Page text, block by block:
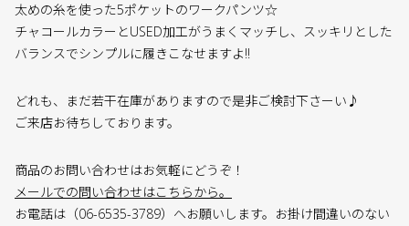
太めの糸を使った5ポケットのワークパンツ☆
チャコールカラーとUSED加工がうまくマッチし、スッキリとした
バランスでシンプルに履きこなせますよ!!
どれも、まだ若干在庫がありますので是非ご検討下さーい♪
ご来店お待ちしております。
商品のお問い合わせはお気軽にどうぞ！
メールでの問い合わせはこちらから。
お電話は（06-6535-3789）へお願いします。お掛け間違いのない